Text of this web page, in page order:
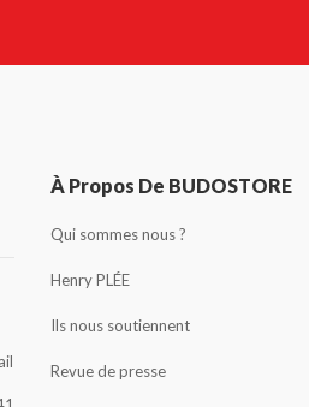
À Propos De BUDOSTORE
Qui sommes nous ?
Henry PLÉE
Ils nous soutiennent
Revue de presse